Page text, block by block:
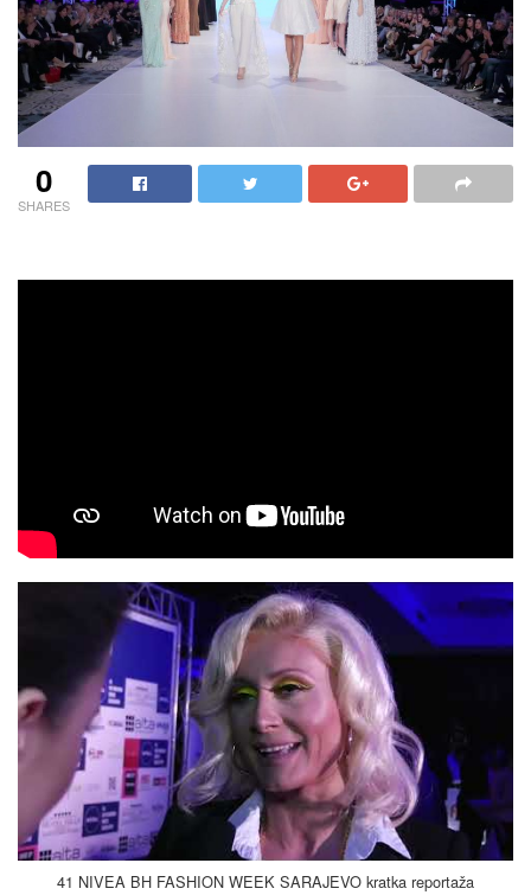
0
SHARES
41 NIVEA BH FASHION WEEK SARAJEVO kratka reportaža